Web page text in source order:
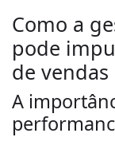
Como a
pode
de vendas
A